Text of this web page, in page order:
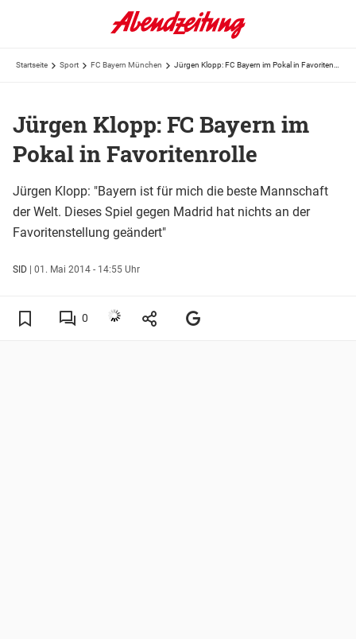
Startseite Sport FC Bayern München
Jürgen Klopp: FC Bayern im
Pokal in Favoritenrolle
Jürgen Klopp: "Bayern ist für mich die beste Mannschaft
der Welt. Dieses Spiel gegen Madrid hat nichts an der
Favoritenstellung geändert"
SID | 01. Mai 2014 - 14:55 Uhr
0